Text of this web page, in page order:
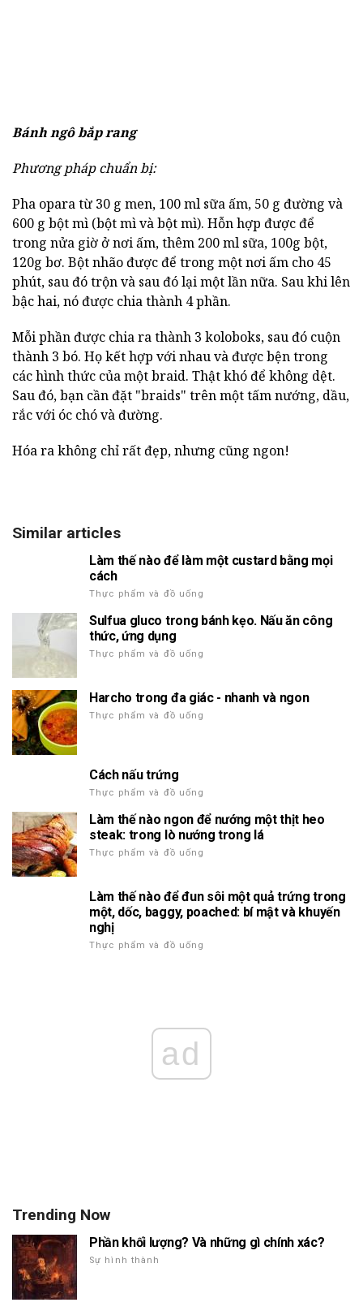
Bánh ngô bắp rang
Phương pháp chuẩn bị:
Pha opara từ 30 g men, 100 ml sữa ấm, 50 g đường và
600 g bột mì (bột mì và bột mì). Hỗn hợp được để
trong nửa giờ ở nơi ấm, thêm 200 ml sữa, 100g bột,
120g bơ. Bột nhão được để trong một nơi ấm cho 45
phút, sau đó trộn và sau đó lại một lần nữa. Sau khi lên
bậc hai, nó được chia thành 4 phần.
Mỗi phần được chia ra thành 3 koloboks, sau đó cuộn
thành 3 bó. Họ kết hợp với nhau và được bện trong
các hình thức của một braid. Thật khó để không dệt.
Sau đó, bạn cần đặt "braids" trên một tấm nướng, dầu,
rắc với óc chó và đường.
Hóa ra không chỉ rất đẹp, nhưng cũng ngon!
Similar articles
Làm thế nào để làm một custard bằng mọi
cách
Thực phẩm và đồ uống
Sulfua gluco trong bánh kẹo. Nấu ăn công
thức, ứng dụng
Thực phẩm và đồ uống
Harcho trong đa giác - nhanh và ngon
Thực phẩm và đồ uống
Cách nấu trứng
Thực phẩm và đồ uống
Làm thế nào ngon để nướng một thịt heo
steak: trong lò nướng trong lá
Thực phẩm và đồ uống
Làm thế nào để đun sôi một quả trứng trong
một, dốc, baggy, poached: bí mật và khuyến
nghị
Thực phẩm và đồ uống
ad
Trending Now
Phần khối lượng? Và những gì chính xác?
Sự hình thành